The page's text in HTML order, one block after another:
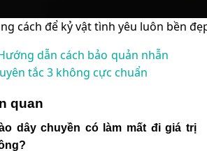
cách để kỷ vật tình yêu luôn bền
dẫn cách bảo quản nhẫn
tắc 3 không cực chuẩn
quan
dây chuyền có làm mất đi giá trị